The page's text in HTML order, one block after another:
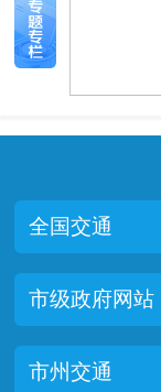
全国交通
市级政府网站
市州交通